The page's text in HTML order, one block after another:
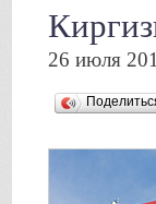
26 июля